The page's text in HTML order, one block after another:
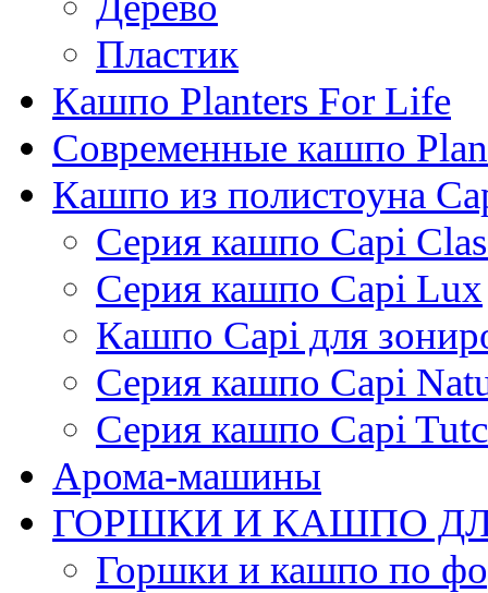
Пластик
Кашпо Planters For Life
Современные кашпо
Кашпо из полистоуна
Серия кашпо Capi
Серия кашпо Capi Lux
Кашпо Capi для
Серия кашпо Capi
Серия кашпо Capi
Арома-машины
ГОРШКИ И КАШПО
Горшки и кашпо по